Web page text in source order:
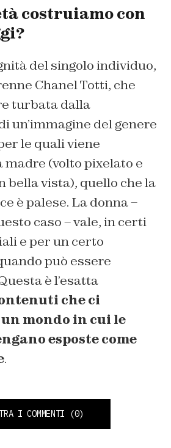
costruiamo con
del singolo individuo,
Chanel Totti, che
turbata dalla
un’immagine del genere
le quali viene
madre (volto pixelato e
bella vista), quello che la
è palese. La donna –
caso – vale, in certi
e per un certo
può essere
è l’esatta
che ci
mondo in cui le
esposte come
.
I COMMENTI (0)